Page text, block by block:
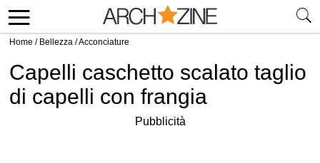
Home / Bellezza /Acconciature
Capelli caschetto scalato taglio
di capelli con frangia
Pubblicità